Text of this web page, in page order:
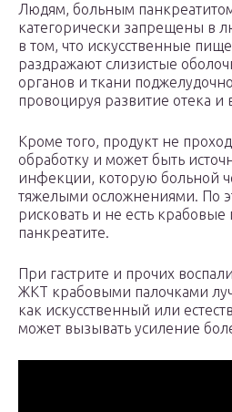
Людям, больным
категорически запрещены в
в том, что искусственные
раздражают слизистые
органов и ткани
провоцируя развитие отека и
Кроме того, продукт не
обработку и может быть
инфекции, которую больной
тяжелыми осложнениями. По
рисковать и не есть крабовые
панкреатите.
При гастрите и прочих
ЖКТ крабовыми палочками
как искусственный или
может вызывать усиление